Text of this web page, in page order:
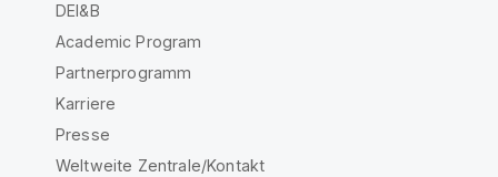
DEI&B
Academic Program
Partnerprogramm
Karriere
Presse
Weltweite Zentrale/Kontakt